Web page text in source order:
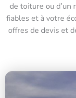
de toiture ou
fiables et à votre
offres de devis et